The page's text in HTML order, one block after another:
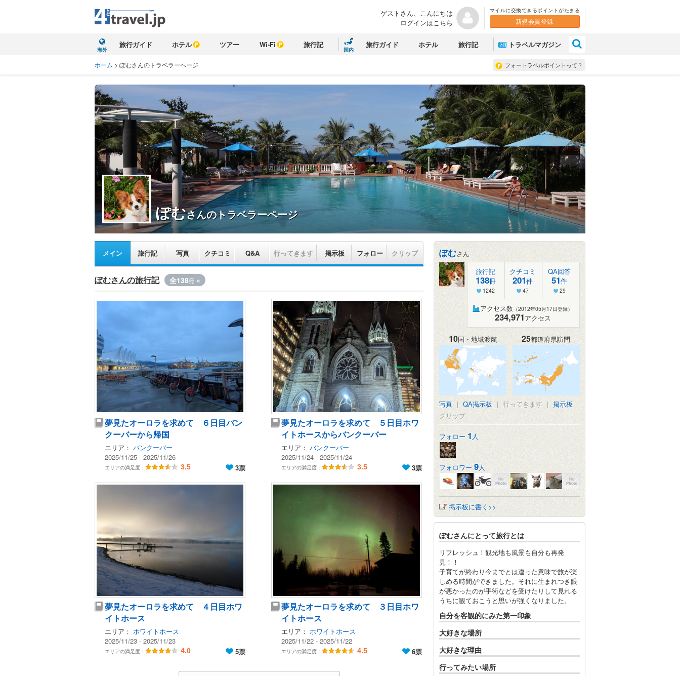
ゲストさん、こんにちは
ログインはこちら
マイルに交換できるポイントがたまる
新規会員登録
海外
旅行ガイド ホテル ツアー Wi-Fi 旅行記
国内
旅行ガイド ホテル 旅行記 トラベルマガジン
フォートラベルポイントって？
ホーム > ぽむさんのトラベラーページ
ぽむさんのトラベラーページ
メイン 旅行記 写真 クチコミ Q&A 行ってきます 掲示板 フォロー クリップ
ぽむさんの旅行記 全138冊 »
夢見たオーロラを求めて ６日目バン
クーバーから帰国
エリア： バンクーバー
2025/11/25 - 2025/11/26
エリアの満足度： 3.5 3票
夢見たオーロラを求めて ５日目ホワ
イトホースからバンクーバー
エリア： バンクーバー
2025/11/24 - 2025/11/24
エリアの満足度： 3.5 3票
夢見たオーロラを求めて ４日目ホワ
イトホース
エリア： ホワイトホース
2025/11/23 - 2025/11/23
エリアの満足度： 4.0 5票
夢見たオーロラを求めて ３日目ホワ
イトホース
エリア： ホワイトホース
2025/11/22 - 2025/11/22
エリアの満足度： 4.5 6票
ぽむさん
旅行記
138冊
1242
クチコミ
201件
47
QA回答
51件
29
アクセス数 （2012年05月17日登録）
234,971アクセス
10国・地域渡航 25都道府県訪問
写真 | QA掲示板 | 行ってきます | 掲示板
クリップ
フォロー 1 人
フォロワー 9人
掲示板に書く>>
ぽむさんにとって旅行とは
リフレッシュ！観光地も風景も自分も再発
見！！
子育てが終わり今までとは違った意味で旅が楽
しめる時間ができました。それに生まれつき眼
が悪かったのが手術などを受けたりして見れる
うちに観ておこうと思いが強くなりました。
自分を客観的にみた第一印象
大好きな場所
大好きな理由
行ってみたい場所